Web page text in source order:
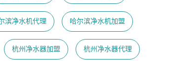
滨净水机代理 哈尔滨净水机加盟
杭州净水器加盟 杭州净水器代理